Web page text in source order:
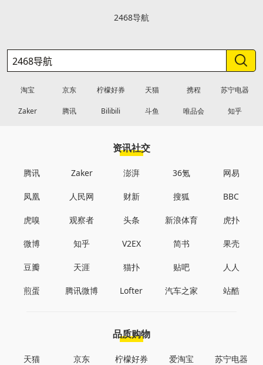
2468导航
淘宝 京东 柠檬好券 天猫 携程 苏宁电器
Zaker 腾讯 Bilibili 斗鱼 唯品会 知乎
资讯社交
腾讯 Zaker 澎湃 36氪 网易
凤凰 人民网 财新 搜狐 BBC
虎嗅 观察者 头条 新浪体育 虎扑
微博 知乎 V2EX 简书 果壳
豆瓣 天涯 猫扑 贴吧 人人
煎蛋 腾讯微博 Lofter 汽车之家 站酷
品质购物
天猫 京东 柠檬好券 爱淘宝 苏宁电器